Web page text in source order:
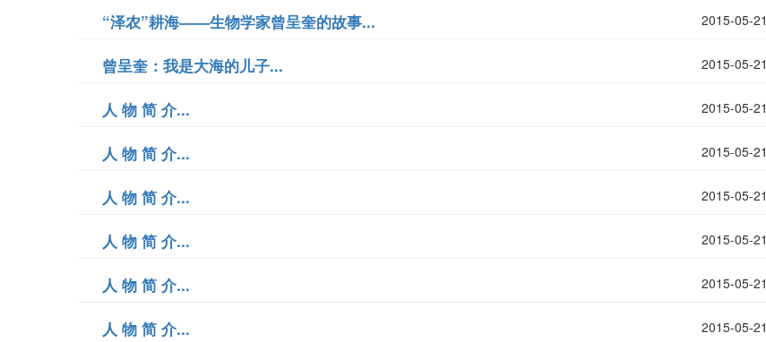
“泽农”耕海——生物学家曾呈奎的故事... 2015-05-21
曾呈奎：我是大海的儿子... 2015-05-21
人 物 简 介... 2015-05-21
人 物 简 介... 2015-05-21
人 物 简 介... 2015-05-21
人 物 简 介... 2015-05-21
人 物 简 介... 2015-05-21
人 物 简 介... 2015-05-21